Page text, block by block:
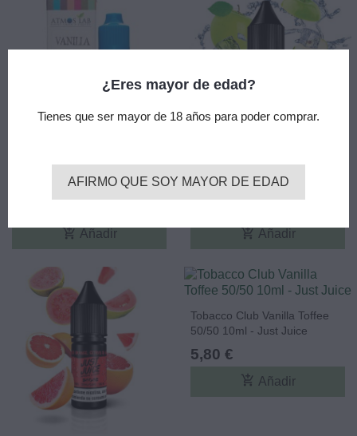
Vanilla TPD (10ml) -
ATMOSLAB
add_shopping_cart Añadir
Apple & Pear On Ice 10ml -
Just Juice 50/50
add_shopping_cart Añadir
Tobacco Club Vanilla Toffee
50/50 10ml - Just Juice
5,80 €
add_shopping_cart Añadir
¿Eres mayor de edad?
Tienes que ser mayor de 18 años para poder comprar.
AFIRMO QUE SOY MAYOR DE EDAD